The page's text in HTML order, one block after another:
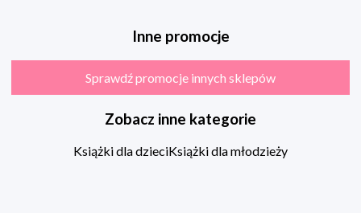
Inne promocje
Sprawdź promocje innych sklepów
Zobacz inne kategorie
Książki dla dzieciKsiążki dla młodzieży